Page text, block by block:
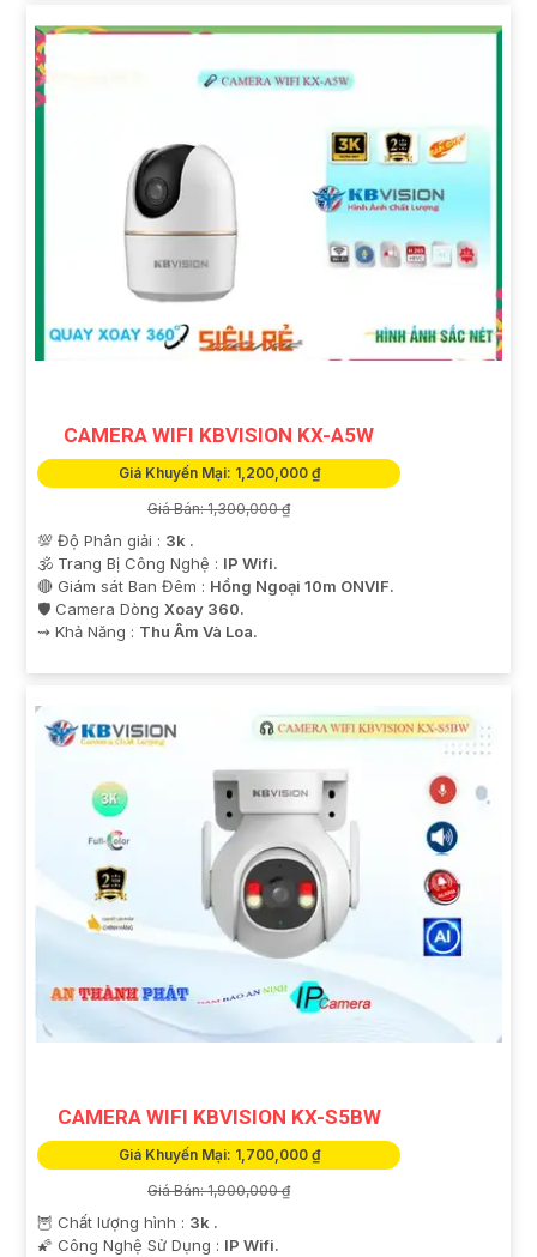
CAMERA WIFI KBVISION KX-A5W
Giá Khuyến Mại: 1,200,000 ₫
Giá Bán: 1,300,000 ₫
💯 Độ Phân giải : 3k .
🕉️ Trang Bị Công Nghệ : IP Wifi.
🔴 Giám sát Ban Đêm : Hồng Ngoại 10m ONVIF.
🛡 Camera Dòng Xoay 360.
️⇝ Khả Năng : Thu Âm Và Loa.
CAMERA WIFI KBVISION KX-S5BW
Giá Khuyến Mại: 1,700,000 ₫
Giá Bán: 1,900,000 ₫
🦉 Chất lượng hình : 3k .
🌠 Công Nghệ Sử Dụng : IP Wifi.